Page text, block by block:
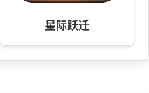
星际跃迁